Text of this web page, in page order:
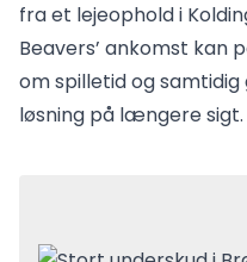
fra et lejeophold i
Beavers’ ankomst kan
om spilletid og
løsning på længere sigt.